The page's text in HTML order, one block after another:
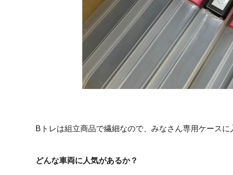
Bトレは組立商品で繊細なので、みなさん専用ケース
どんな車両に人気があるか？